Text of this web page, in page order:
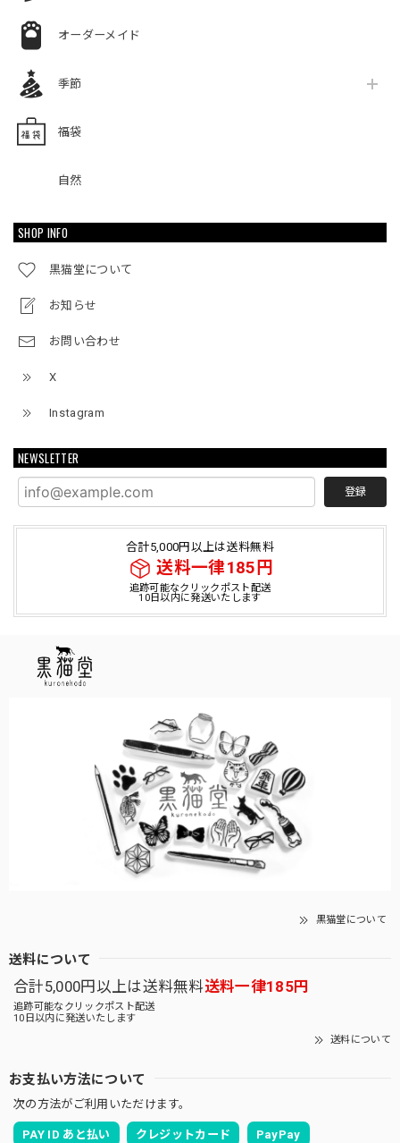
オーダーメイド
季節
福袋
自然
SHOP INFO
黒猫堂について
お知らせ
お問い合わせ
X
Instagram
NEWSLETTER
登録
合計5,000円以上は送料無料
送料一律185円
追跡可能なクリックポスト配送
10日以内に発送いたします
黒猫堂について
送料について
合計5,000円以上は送料無料送料一律185円
追跡可能なクリックポスト配送
10日以内に発送いたします
送料について
お支払い方法について
次の方法がご利用いただけます。
PAY ID あと払い クレジットカード PayPay